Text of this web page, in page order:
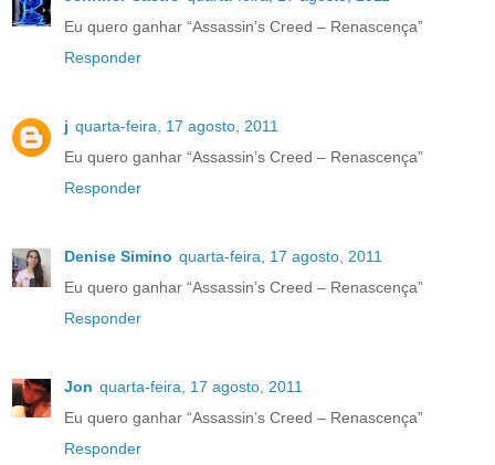
Eu quero ganhar “Assassin’s Creed – Renascença”
Responder
j quarta-feira, 17 agosto, 2011
Eu quero ganhar “Assassin’s Creed – Renascença”
Responder
Denise Simino quarta-feira, 17 agosto, 2011
Eu quero ganhar “Assassin’s Creed – Renascença”
Responder
Jon quarta-feira, 17 agosto, 2011
Eu quero ganhar “Assassin’s Creed – Renascença”
Responder